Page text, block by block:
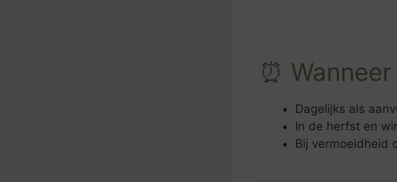
⏰
Dagelijks als
In de herfst en
Bij vermoeidheid